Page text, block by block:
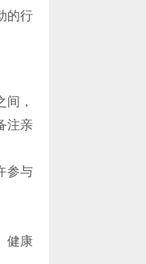
的行
，
注亲
参与
健康